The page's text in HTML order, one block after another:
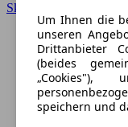
Skoda
Um Ihnen die
unseren
Drittanbieter
(beides
„Cookies"),
speichern und